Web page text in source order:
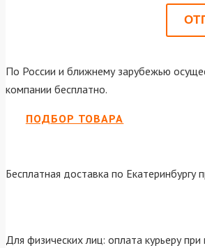
По России и ближнему зарубежью
компании бесплатно.
ПОДБОР ТОВАРА
Бесплатная доставка по Екатеринбургу
Для физических лиц: оплата курьеру